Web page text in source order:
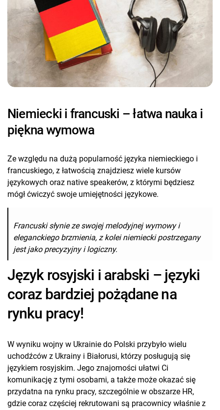
Niemiecki i francuski – łatwa nauka i
piękna wymowa
Ze względu na dużą popularność języka niemieckiego i
francuskiego, z łatwością znajdziesz wiele kursów
językowych oraz native speakerów, z którymi będziesz
mógł ćwiczyć swoje umiejętności językowe.
Francuski słynie ze swojej melodyjnej wymowy i
eleganckiego brzmienia, z kolei niemiecki postrzegany
jest jako precyzyjny i logiczny.
Język rosyjski i arabski – języki
coraz bardziej pożądane na
rynku pracy!
W wyniku wojny w Ukrainie do Polski przybyło wielu
uchodźców z Ukrainy i Białorusi, którzy posługują się
językiem rosyjskim. Jego znajomości ułatwi Ci
komunikację z tymi osobami, a także może okazać się
przydatna na rynku pracy, szczególnie w obszarze HR,
gdzie coraz częściej rekrutowani są pracownicy właśnie z